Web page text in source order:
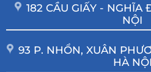
182 CẦU GIẤY - NGHĨA
NỘI
93 P. NHỔN, XUÂN
HÀ NỘI